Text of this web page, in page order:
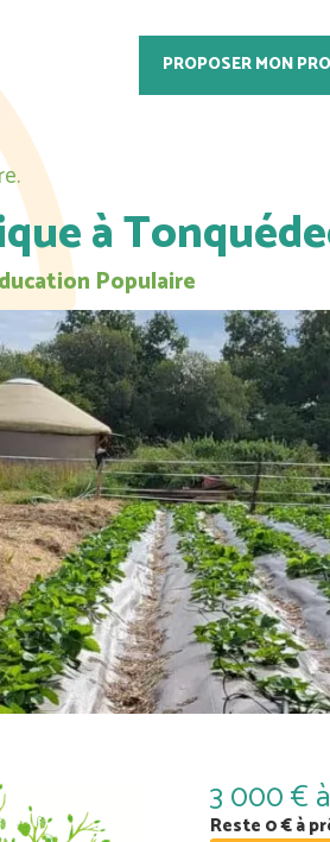
PROPOSER MON
à
Populaire
3 000 €
Reste 0 € à